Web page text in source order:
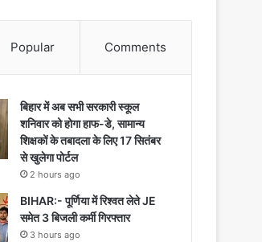
Popular Comments
बिहार में अब सभी सरकारी स्कूल
शनिवार को होगा हाफ-डे, सामान्य
शिक्षकों के तबादला के लिए 17 सितंबर
से खुलेगा पोर्टल
2 hours ago
BIHAR:- पूर्णिया में रिश्वत लेते JE
समेत 3 बिजली कर्मी गिरफ्तार
3 hours ago